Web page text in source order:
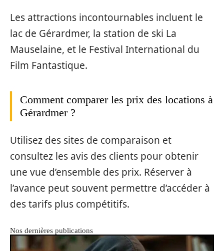
Les attractions incontournables incluent le
lac de Gérardmer, la station de ski La
Mauselaine, et le Festival International du
Film Fantastique.
Comment comparer les prix des locations à
Gérardmer ?
Utilisez des sites de comparaison et
consultez les avis des clients pour obtenir
une vue d’ensemble des prix. Réserver à
l’avance peut souvent permettre d’accéder à
des tarifs plus compétitifs.
Nos dernières publications